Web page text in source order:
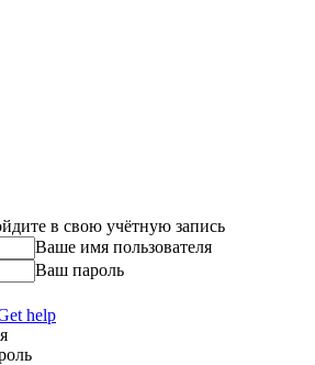
в свою учётную запись
Ваше имя пользователя
Ваш пароль
help